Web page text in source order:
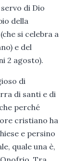
di Dio
della
si celebra a
e del
2 agosto).
di
di santi e di
perché
cristiano ha
e persino
quale una è,